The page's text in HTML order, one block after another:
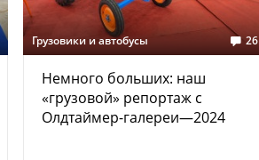
Грузовики и автобусы 26
Немного больших: наш
«грузовой» репортаж с
Олдтаймер-галереи—2024